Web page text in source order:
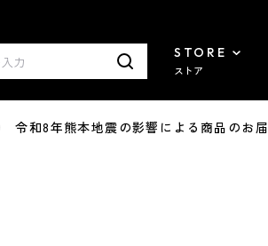
STORE
ストア
和8年熊本地震の影響による商品のお届